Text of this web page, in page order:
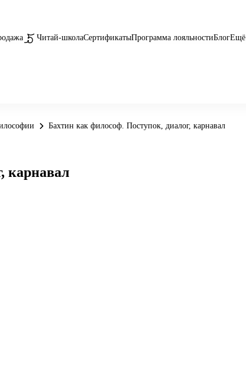
Читай-школаСертификатыПрограмма лояльностиБлогЕщё
Бахтин как философ. Поступок, диалог, карнавал
карнавал